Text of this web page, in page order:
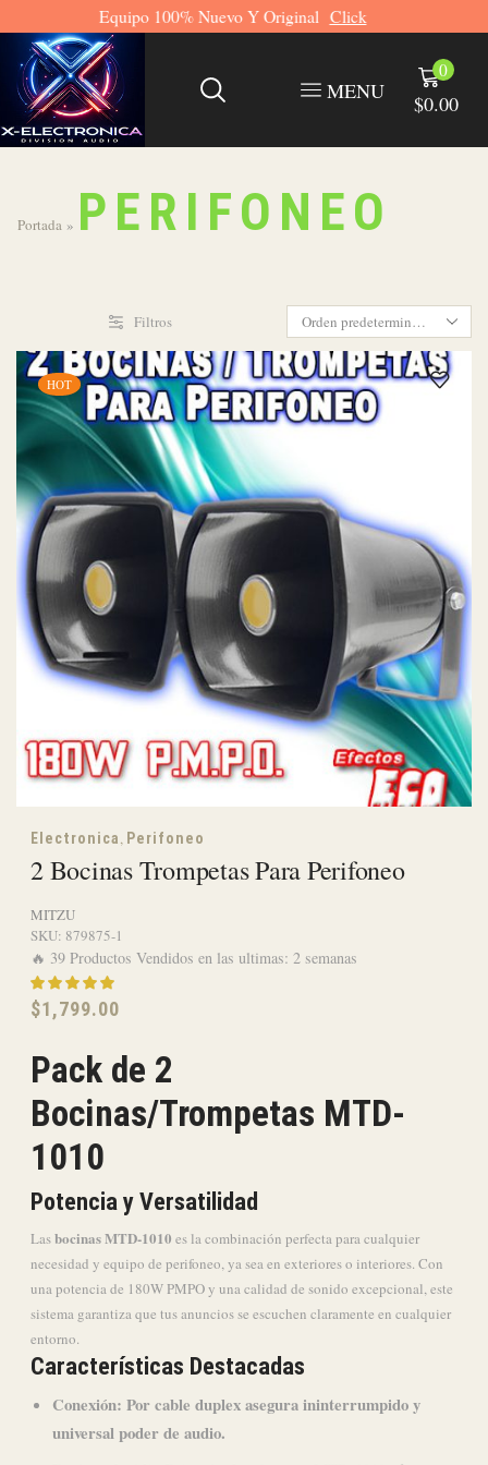
Envios GRATUITOS A Todo México
MENU
0
$0.00
Portada » PERIFONEO
Filtros
HOT
Electronica, Perifoneo
2 Bocinas Trompetas Para Perifoneo
MITZU
SKU: 879875-1
🔥 39 Productos Vendidos en las ultimas: 2 semanas
$1,799.00
Pack de 2
Bocinas/Trompetas MTD-
1010
Potencia y Versatilidad
Lasbocinas MTD-1010 es la combinación perfecta para cualquier
necesidad y equipo de perifoneo, ya sea en exteriores o interiores. Con
una potencia de 180W PMPO y una calidad de sonido excepcional, este
sistema garantiza que tus anuncios se escuchen claramente en cualquier
entorno.
Características Destacadas
Conexión: Por cable duplex asegura ininterrumpido y
universal poder de audio.